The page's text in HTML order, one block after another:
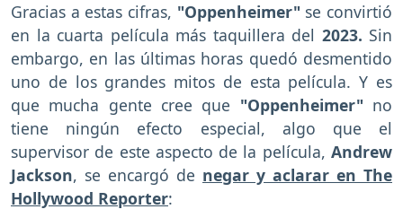
Gracias a estas cifras, "Oppenheimer" se convirtió
en la cuarta película más taquillera del 2023. Sin
embargo, en las últimas horas quedó desmentido
uno de los grandes mitos de esta película. Y es
que mucha gente cree que "Oppenheimer" no
tiene ningún efecto especial, algo que el
supervisor de este aspecto de la película, Andrew
Jackson, se encargó de negar y aclarar en The
Hollywood Reporter: